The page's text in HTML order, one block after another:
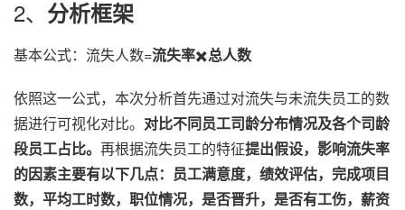
2、 分析框架
基本公式：流失人数=流失率✖️总人数
依照这一公式，本次分析首先通过对流失与未流失员工的数
据进行可视化对比。 对比不同员工司龄分布情况及各个司龄
段员工占比。 再根据流失员工的特征提出假设，影响流失率
的因素主要有以下几点： 员工满意度，绩效评估，完成项目
数，平均工时数，职位情况，是否晋升，是否有工伤，薪资